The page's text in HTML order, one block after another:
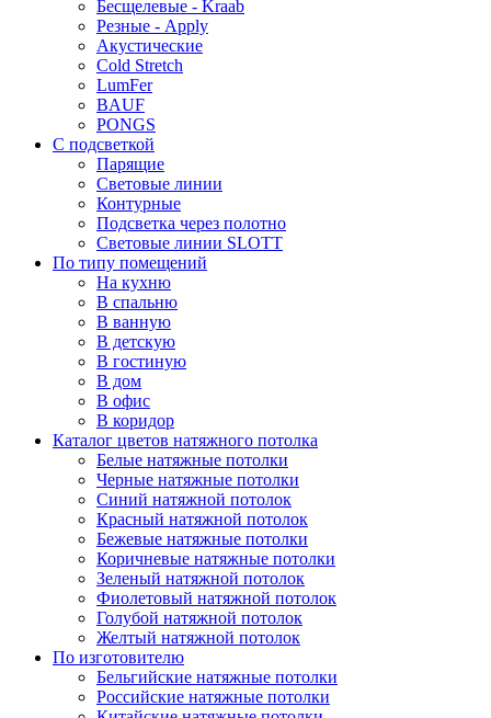
Бесщелевые - Kraab
Резные - Apply
Акустические
Cold Stretch
LumFer
BAUF
PONGS
С подсветкой
Парящие
Световые линии
Контурные
Подсветка через полотно
Световые линии SLOTT
По типу помещений
На кухню
В спальню
В ванную
В детскую
В гостиную
В дом
В офис
В коридор
Каталог цветов натяжного потолка
Белые натяжные потолки
Черные натяжные потолки
Синий натяжной потолок
Красный натяжной потолок
Бежевые натяжные потолки
Коричневые натяжные потолки
Зеленый натяжной потолок
Фиолетовый натяжной потолок
Голубой натяжной потолок
Желтый натяжной потолок
По изготовителю
Бельгийские натяжные потолки
Российские натяжные потолки